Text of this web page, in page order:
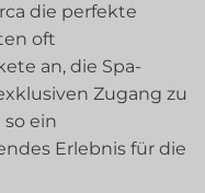
die perfekte
oft
an, die Spa-
Zugang zu
ein
Erlebnis für die